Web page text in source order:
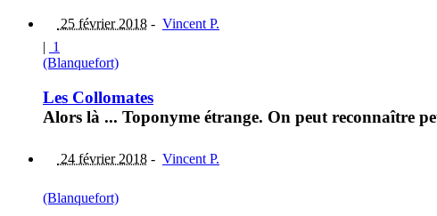
25 février 2018 - Vincent P.
| 1
(Blanquefort)
Les Collomates
Alors là ... Toponyme étrange. On peut reconnaître
24 février 2018 - Vincent P.
(Blanquefort)